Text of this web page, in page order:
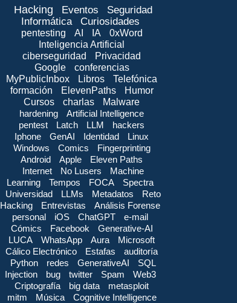
Hacking Eventos
Seguridad
Informática
Curiosidades
pentesting AI IA
0xWord
Inteligencia Artificial
ciberseguridad
Privacidad
Google
conferencias
MyPublicInbox
Libros
Telefónica
formación
ElevenPaths
Humor
Cursos
charlas
Malware
hardening
Artificial Intelligence
pentest
Latch LLM
hackers
Iphone
GenAI Identidad
Linux
Windows
Comics
Fingerprinting
Android
Apple
Eleven Paths
Internet
No Lusers
Machine
Learning
Tempos FOCA
Spectra
Universidad
LLMs Metadatos
Reto
Hacking
Entrevistas
Análisis Forense
personal
iOS ChatGPT
e-mail
Cómics
Facebook
Generative-AI
LUCA
WhatsApp Aura
Microsoft
Cálico Electrónico
Estafas
auditoría
Python
redes GenerativeAI
SQL
Injection
bug twitter Spam
Web3
Criptografía
big data
metasploit
mitm
Música Cognitive Intelligence